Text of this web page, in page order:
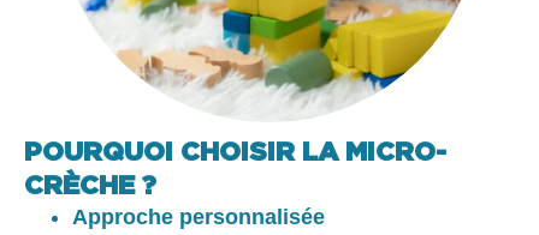
POURQUOI CHOISIR LA MICRO-
CRÈCHE ?
Approche personnalisée